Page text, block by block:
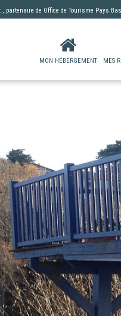
, partenaire de Office de Tourisme Pays
MON HÉBERGEMENT MES